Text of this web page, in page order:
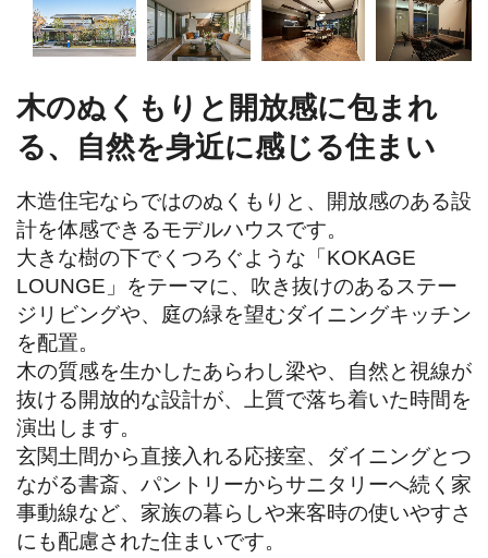
木のぬくもりと開放感に包まれ
る、自然を身近に感じる住まい
木造住宅ならではのぬくもりと、開放感のある設
計を体感できるモデルハウスです。
大きな樹の下でくつろぐような「KOKAGE
LOUNGE」をテーマに、吹き抜けのあるステー
ジリビングや、庭の緑を望むダイニングキッチン
を配置。
木の質感を生かしたあらわし梁や、自然と視線が
抜ける開放的な設計が、上質で落ち着いた時間を
演出します。
玄関土間から直接入れる応接室、ダイニングとつ
ながる書斎、パントリーからサニタリーへ続く家
事動線など、家族の暮らしや来客時の使いやすさ
にも配慮された住まいです。